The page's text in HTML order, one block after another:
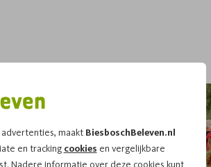
maakt BiesboschBeleven.nl
en tracking cookies en vergelijkbare
wij u